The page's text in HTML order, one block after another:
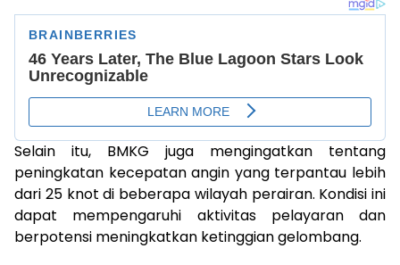
Selain itu, BMKG juga mengingatkan tentang
peningkatan kecepatan angin yang terpantau lebih
dari 25 knot di beberapa wilayah perairan. Kondisi ini
dapat mempengaruhi aktivitas pelayaran dan
berpotensi meningkatkan ketinggian gelombang.